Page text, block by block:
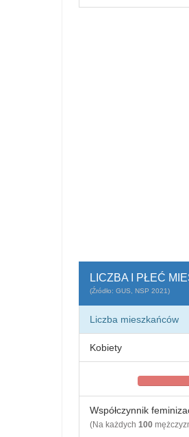
LICZBA I PŁEĆ
(Źródło: GUS, NSP 2021)
Liczba mieszkańców
Kobiety
Współczynnik
(Na każdych 100